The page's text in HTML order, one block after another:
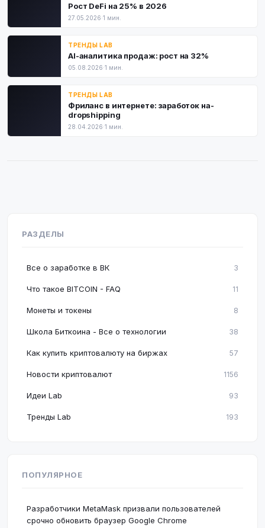
Рост DeFi на 25% в 2026
27.05.2026·1 мин.
ТРЕНДЫ LAB
AI-аналитика продаж: рост на 32%
05.08.2026·1 мин.
ТРЕНДЫ LAB
Фриланс в интернете: заработок на-
dropshipping
28.04.2026·1 мин.
РАЗДЕЛЫ
Все о заработке в ВК 3
Что такое BITCOIN - FAQ 11
Монеты и токены 8
Школа Биткоина - Все о технологии 38
Как купить криптовалюту на биржах 57
Новости криптовалют 1156
Идеи Lab 93
Тренды Lab 193
ПОПУЛЯРНОЕ
Разработчики MetaMask призвали пользователей
срочно обновить браузер Google Chrome